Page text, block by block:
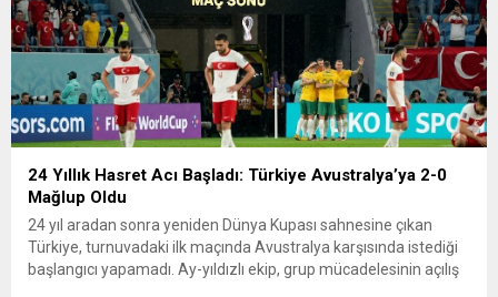
24 Yıllık Hasret Acı Başladı: Türkiye Avustralya’ya 2-0
Mağlup Oldu
24 yıl aradan sonra yeniden Dünya Kupası sahnesine çıkan
Türkiye, turnuvadaki ilk maçında Avustralya karşısında istediği
başlangıcı yapamadı. Ay-yıldızlı ekip, grup mücadelesinin açılış